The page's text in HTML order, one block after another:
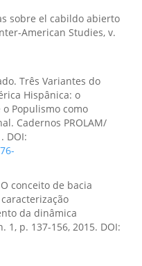
sobre el cabildo abierto
American Studies, v.
Três Variantes do
Hispânica: o
Populismo como
Cadernos PROLAM/
DOI:
conceito de bacia
da dinâmica
1, p. 137-156, 2015. DOI: